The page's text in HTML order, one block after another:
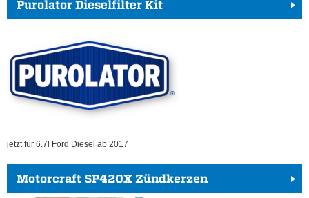
Purolator Dieselfilter Kit
jetzt für 6.7l Ford Diesel ab 2017
Motorcraft SP420X Zündkerzen